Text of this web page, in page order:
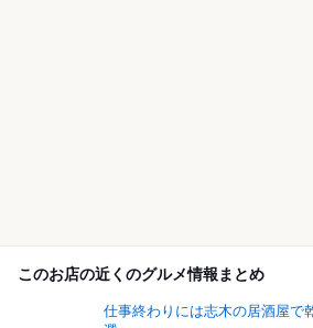
このお店の近くのグルメ情報まとめ
仕事終わりには志木の居酒屋で